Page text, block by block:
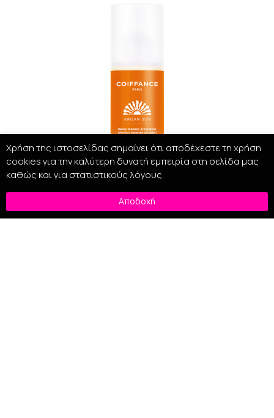
Χρήση της ιστοσελίδας σημαίνει ότι αποδέχεστε τη χρήση
cookies για την καλύτερη δυνατή εμπειρία στη σελίδα μας
καθώς και για στατιστικούς λόγους.
Αποδοχή